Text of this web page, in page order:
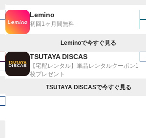
Lemino
初回1ヶ月間無料
Leminoで今すぐ見る
TSUTAYA DISCAS
【宅配レンタル】単品レンタルクーポン1
枚プレゼント
TSUTAYA DISCASで今すぐ見る